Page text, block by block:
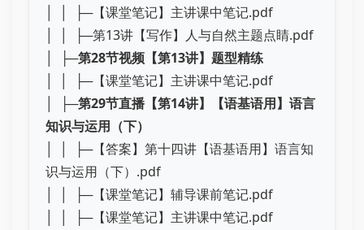
│ │ ├─【课堂笔记】主讲课中笔记.pdf
│ │ ├─第13讲【写作】人与自然主题点睛.pdf
│ ├─第28节视频【第13讲】题型精练
│ │ ├─【课堂笔记】主讲课中笔记.pdf
│ ├─第29节直播【第14讲】【语基语用】语言
知识与运用（下）
│ │ ├─【答案】第十四讲【语基语用】语言知
识与运用（下）.pdf
│ │ ├─【课堂笔记】辅导课前笔记.pdf
│ │ ├─【课堂笔记】主讲课中笔记.pdf